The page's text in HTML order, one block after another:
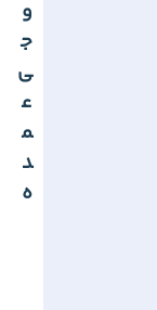
و
ج
ی
ع
م
د
ه